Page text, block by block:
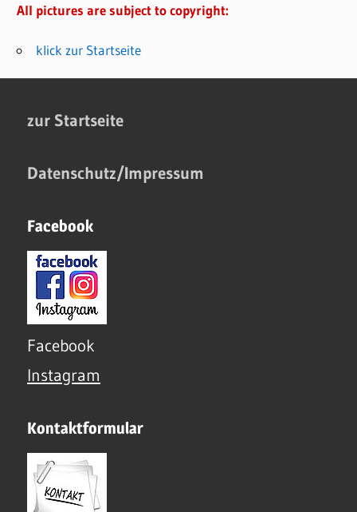
All pictures are subject to copyright:
klick zur Startseite
zur Startseite
Datenschutz/Impressum
Facebook
Facebook
Instagram
Kontaktformular